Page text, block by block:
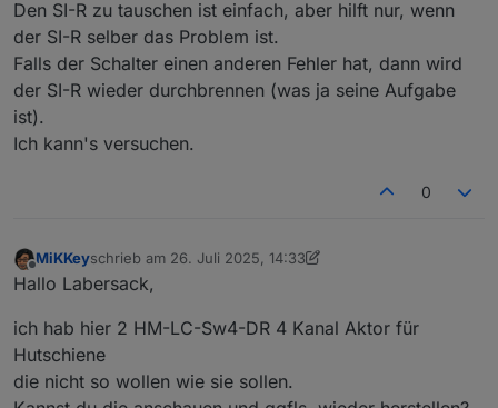
verschmortem Si-R und einen ebenfalls defekten
HM-LC-Sw2-FM (Fehler unbekannt) hier liegen. Ich
wollte mich zunächst selbst an einer Reparatur
versuchen, scheitere aber daran, eine Quelle für die
Si-R zu finden. Von daher hoffe ich auf dich...
Adresse per PN.
Vielen Dank & Gruß
Den SI-R zu tauschen ist einfach, aber hilft nur, wenn
der SI-R selber das Problem ist.
Falls der Schalter einen anderen Fehler hat, dann wird
der SI-R wieder durchbrennen (was ja seine Aufgabe
ist).
Ich kann's versuchen.
0
Offline
MiKKeyschrieb am 26. Juli 2025, 14:33
zuletzt editiert von MiKKey
Hallo Labersack,
ich hab hier 2 HM-LC-Sw4-DR 4 Kanal Aktor für
Hutschiene
die nicht so wollen wie sie sollen.